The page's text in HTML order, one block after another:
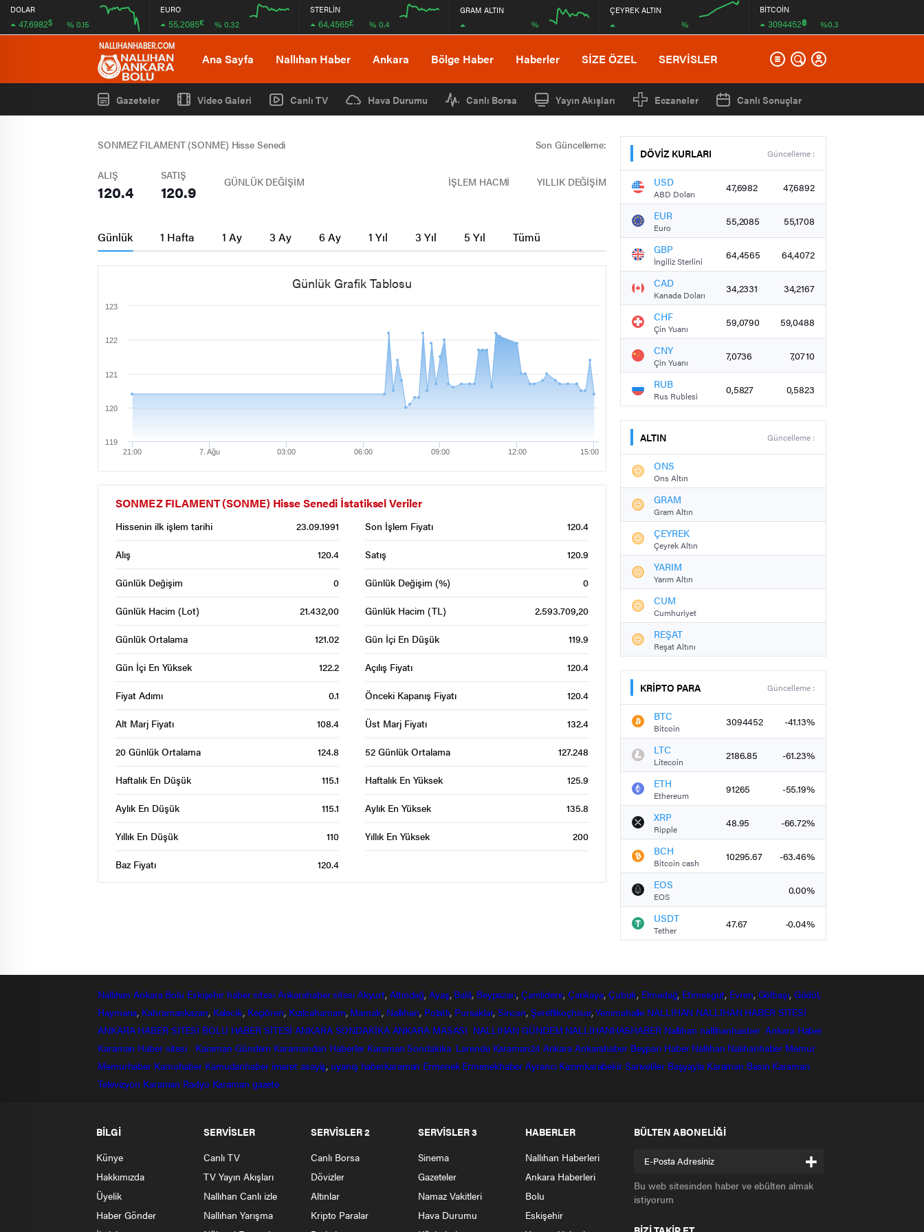
DOLAR
47,6982$ % 0.15
12:00 16:00
EURO
55,2085€ % 0.32
STERLİN
64,4565£ % 0.4
GRAM ALTIN
%
ÇEYREK ALTIN
%
BİTCOİN
3094452฿ %0.3
Ana Sayfa Nallıhan Haber Ankara Bölge Haber Haberler SİZE ÖZEL SERVİSLER
Gazeteler Video Galeri Canlı TV Hava Durumu Canlı Borsa Yayın Akışları Eczaneler Canlı Sonuçlar
SONMEZ FILAMENT (SONME) Hisse Senedi Son Güncelleme:
ALIŞ
120.4
SATIŞ
120.9 GÜNLÜK DEĞİŞİM İŞLEM HACMİ YILLIK DEĞİŞİM
Günlük 1 Hafta 1 Ay 3 Ay 6 Ay 1 Yıl 3 Yıl 5 Yıl Tümü
Günlük Grafik Tablosu
21:00 7. Ağu 03:00 06:00 09:00 12:00 15:00
119
120
121
122
123
SONMEZ FILAMENT (SONME) Hisse Senedi İstatiksel Veriler
Hissenin ilk işlem tarihi 23.09.1991 Son İşlem Fiyatı 120.4
Alış 120.4 Satış 120.9
Günlük Değişim 0 Günlük Değişim (%) 0
Günlük Hacim (Lot) 21.432,00 Günlük Hacim (TL) 2.593.709,20
Günlük Ortalama 121.02 Gün İçi En Düşük 119.9
Gün İçi En Yüksek 122.2 Açılış Fiyatı 120.4
Fiyat Adımı 0.1 Önceki Kapanış Fiyatı 120.4
Alt Marj Fiyatı 108.4 Üst Marj Fiyatı 132.4
20 Günlük Ortalama 124.8 52 Günlük Ortalama 127.248
Haftalık En Düşük 115.1 Haftalık En Yüksek 125.9
Aylık En Düşük 115.1 Aylık En Yüksek 135.8
Yıllık En Düşük 110 Yıllık En Yüksek 200
Baz Fiyatı 120.4
DÖVİZ KURLARI Güncelleme :
USD
ABD Doları 47,6982 47,6892
EUR
Euro 55,2085 55,1708
GBP
İngiliz Sterlini 64,4565 64,4072
CAD
Kanada Doları 34,2331 34,2167
CHF
Çin Yuanı 59,0790 59,0488
CNY
Çin Yuanı 7,0736 7,0710
RUB
Rus Rublesi 0,5827 0,5823
ALTIN Güncelleme :
ONS
Ons Altın
GRAM
Gram Altın
ÇEYREK
Çeyrek Altın
YARIM
Yarım Altın
CUM
Cumhuriyet
REŞAT
Reşat Altını
KRİPTO PARA Güncelleme :
BTC
Bitcoin 3094452 -41.13%
LTC
Litecoin 2186.85 -61.23%
ETH
Ethereum 91265 -55.19%
XRP
Ripple 48.95 -66.72%
BCH
Bitcoin cash 10295.67 -63.46%
EOS
EOS 0.00%
USDT
Tether 47.67 -0.04%
Nallıhan Ankara Bolu Eskişehir haber sitesi Ankarahabersitesi Akyurt,Altındağ,Ayaş, Balâ, Beypazarı, Çamlıdere, Çankaya, Çubuk, Elmadağ, Etimesgut, Evren, Gölbaşı, Güdül,
Haymana, Kahramankazan, Kalecik, Keçiören, Kızılcahamam, Mamak, Nallıhan, Polatlı, Pursaklar, Sincan, Şereflikoçhisar,Yenimahalle NALLIHAN NALLIHAN HABER SİTESİ
ANKARA HABER SİTESİ BOLU HABER SİTESİ ANKARA SONDAKİKA ANKARA MASASI NALLIHAN GÜNDEM NALLIHANHASHABER Nallihan nallihanhasber Ankara Haber
Karaman Haber sitesi
Karaman Gündem Karamandan Haberler Karaman Sondakika Larende Karaman24 Ankara Ankarahaber Beyparı Haber Nallıhan Nalıhanhaber Memur
Memurhaber Kamuhaber Kamudanhaber imaret asayiş, uyanış haberkaraman Ermenek Ermenekhaber Ayrancı Kazımkarabekir Sarıveliler Başyayla Karaman Basın Karaman
Televizyon Karaman Radyo Karaman gazete
BİLGİ
Künye
Hakkımızda
Üyelik
Haber Gönder
SERVİSLER
Canlı TV
TV Yayın Akışları
Nallıhan Canlı izle
Nallıhan Yarışma
SERVİSLER 2
Canlı Borsa
Dövizler
Altınlar
Kripto Paralar
SERVİSLER 3
Sinema
Gazeteler
Namaz Vakitleri
Hava Durumu
HABERLER
Nallıhan Haberleri
Ankara Haberleri
Bolu
Eskişehir
BÜLTEN ABONELİĞİ
+
Bu web sitesinden haber ve ebülten almak
istiyorum